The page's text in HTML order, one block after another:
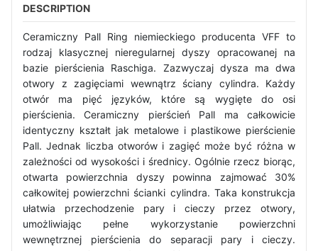
DESCRIPTION
Ceramiczny Pall Ring niemieckiego producenta VFF to
rodzaj klasycznej nieregularnej dyszy opracowanej na
bazie pierścienia Raschiga. Zazwyczaj dysza ma dwa
otwory z zagięciami wewnątrz ściany cylindra. Każdy
otwór ma pięć języków, które są wygięte do osi
pierścienia. Ceramiczny pierścień Pall ma całkowicie
identyczny kształt jak metalowe i plastikowe pierścienie
Pall. Jednak liczba otworów i zagięć może być różna w
zależności od wysokości i średnicy. Ogólnie rzecz biorąc,
otwarta powierzchnia dyszy powinna zajmować 30%
całkowitej powierzchni ścianki cylindra. Taka konstrukcja
ułatwia przechodzenie pary i cieczy przez otwory,
umożliwiając pełne wykorzystanie powierzchni
wewnętrznej pierścienia do separacji pary i cieczy.